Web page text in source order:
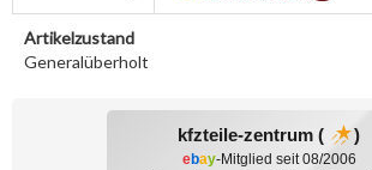
Artikelzustand
Generalüberholt
kfzteile-zentrum ( )
ebay-Mitglied seit 08/2006